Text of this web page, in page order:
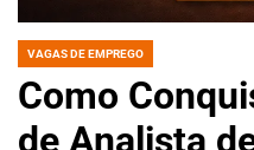
POSTED
VAGAS DE EMPREGO
Como
de Analista